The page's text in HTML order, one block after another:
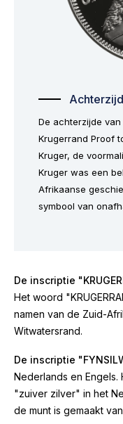
De achterzijde
Krugerrand Proof
Kruger, de
Kruger was een
Afrikaanse
symbool van
De inscriptie
Het woord
namen van de Zuid-
Witwatersrand.
De inscriptie
Nederlands en Engels.
"zuiver zilver" in het
de munt is gemaakt